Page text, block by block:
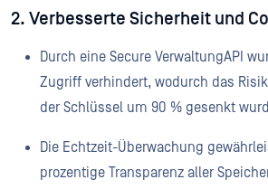
2. Verbesserte Sicherheit und
Durch eine Secure VerwaltungAPI
Zugriff verhindert, wodurch das
der Schlüssel um 90 % gesenkt
Die Echtzeit-Überwachung
prozentige Transparenz aller